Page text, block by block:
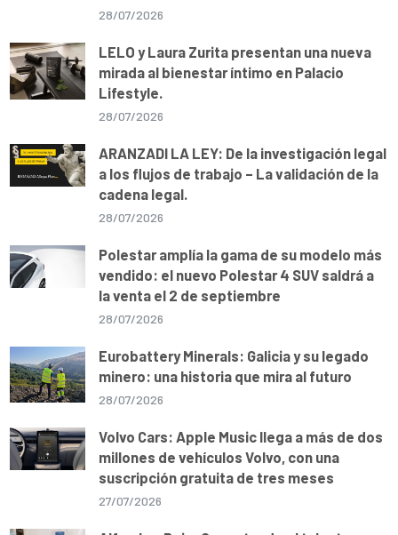
28/07/2026
LELO y Laura Zurita presentan una nueva
mirada al bienestar íntimo en Palacio
Lifestyle.
28/07/2026
ARANZADI LA LEY: De la investigación legal
a los flujos de trabajo – La validación de la
cadena legal.
28/07/2026
Polestar amplía la gama de su modelo más
vendido: el nuevo Polestar 4 SUV saldrá a
la venta el 2 de septiembre
28/07/2026
Eurobattery Minerals: Galicia y su legado
minero: una historia que mira al futuro
28/07/2026
Volvo Cars: Apple Music llega a más de dos
millones de vehículos Volvo, con una
suscripción gratuita de tres meses
27/07/2026